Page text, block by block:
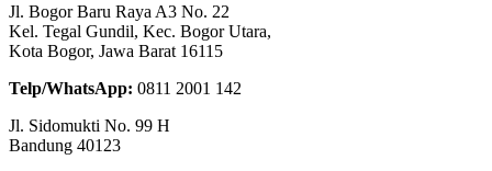
Jl. Bogor Baru Raya A3 No. 22
Kel. Tegal Gundil, Kec. Bogor Utara,
Kota Bogor, Jawa Barat 16115
Telp/WhatsApp: 0811 2001 142
Jl. Sidomukti No. 99 H
Bandung 40123